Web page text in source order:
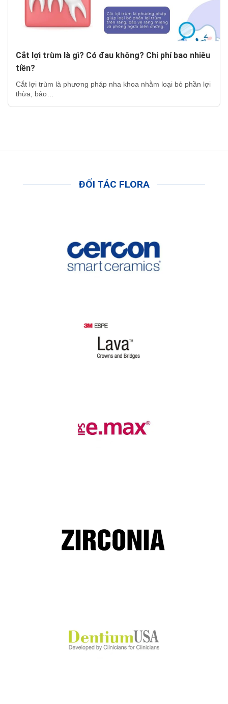
Cắt lợi trùm là gì? Có đau không? Chi phí bao nhiêu
tiền?
Cắt lợi trùm là phương pháp nha khoa nhằm loại bỏ phần lợi
thừa, bảo…
ĐỐI TÁC FLORA